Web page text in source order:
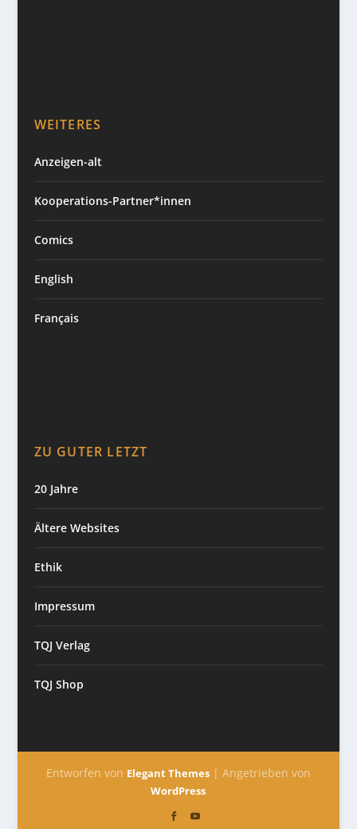
WEITERES
Anzeigen-alt
Kooperations-Partner*innen
Comics
English
Français
ZU GUTER LETZT
20 Jahre
Ältere Websites
Ethik
Impressum
TQJ Verlag
TQJ Shop
Entworfen von Elegant Themes| Angetrieben von
WordPress